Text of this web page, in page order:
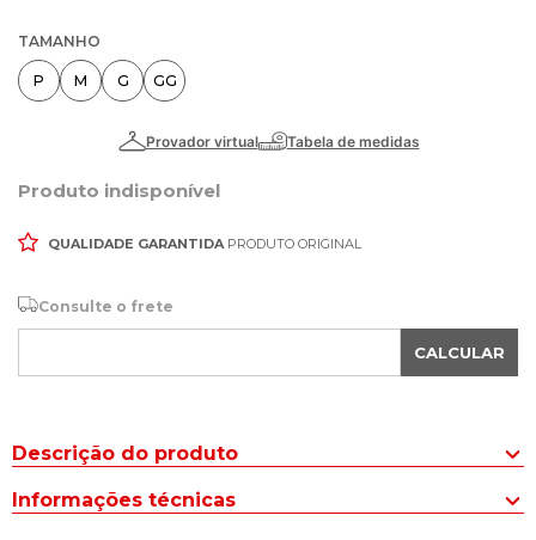
TAMANHO
P M G GG
Produto indisponível
QUALIDADE GARANTIDAPRODUTO ORIGINAL
Consulte o frete
CALCULAR
Descrição do produto
Aposta certa para looks confortáveis, a Regata Masculina Vida
Marinha Básica Branco garante looks estilosos e versáteis.
Informações técnicas